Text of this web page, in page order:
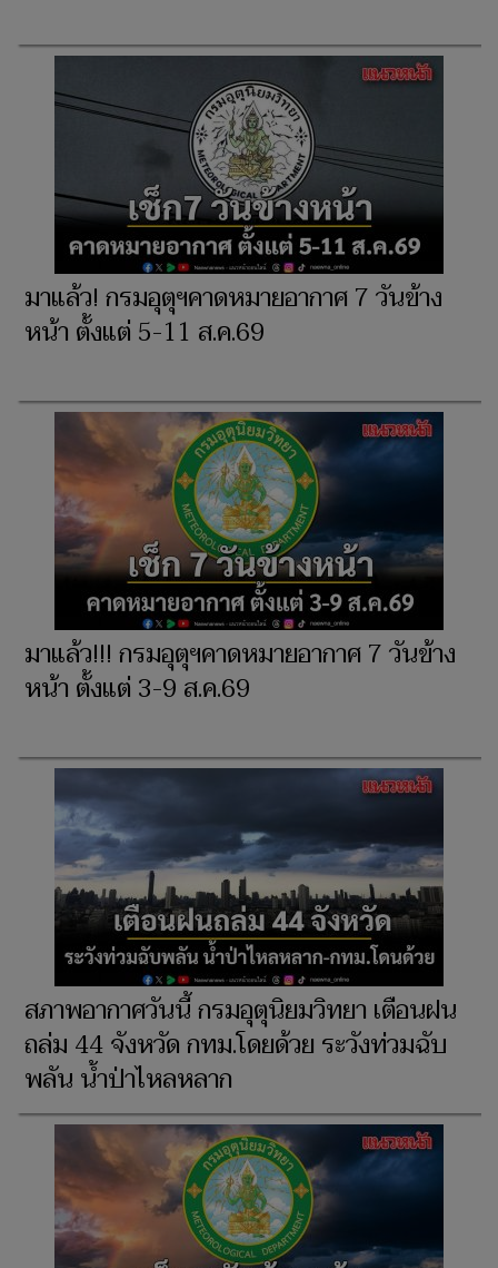
มาแล้ว! กรมอุตุฯคาดหมายอากาศ 7 วันข้าง
หน้า ตั้งแต่ 5-11 ส.ค.69
มาแล้ว!!! กรมอุตุฯคาดหมายอากาศ 7 วันข้าง
หน้า ตั้งแต่ 3-9 ส.ค.69
สภาพอากาศวันนี้ กรมอุตุนิยมวิทยา เตือนฝน
ถล่ม 44 จังหวัด กทม.โดยด้วย ระวังท่วมฉับ
พลัน น้ำป่าไหลหลาก